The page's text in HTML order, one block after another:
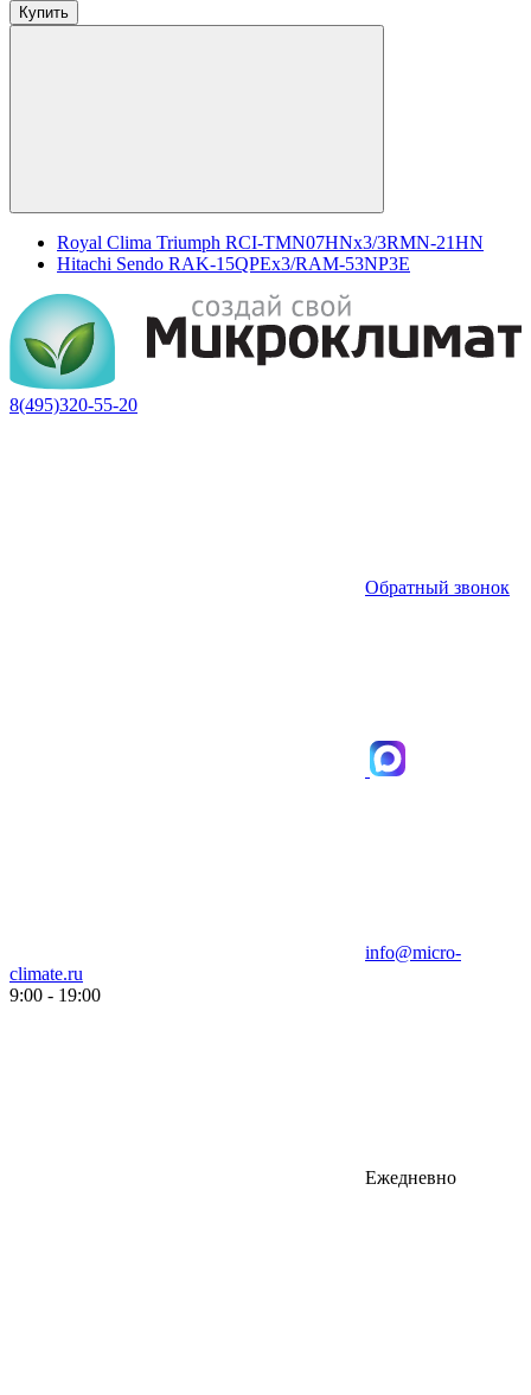
Купить
Royal Clima Triumph RCI-TMN07HNх3/3RMN-21HN
Hitachi Sendo RAK-15QPEх3/RAM-53NP3E
8(495)320-55-20
Обратный звонок
info@micro-
climate.ru
9:00 - 19:00
Ежедневно